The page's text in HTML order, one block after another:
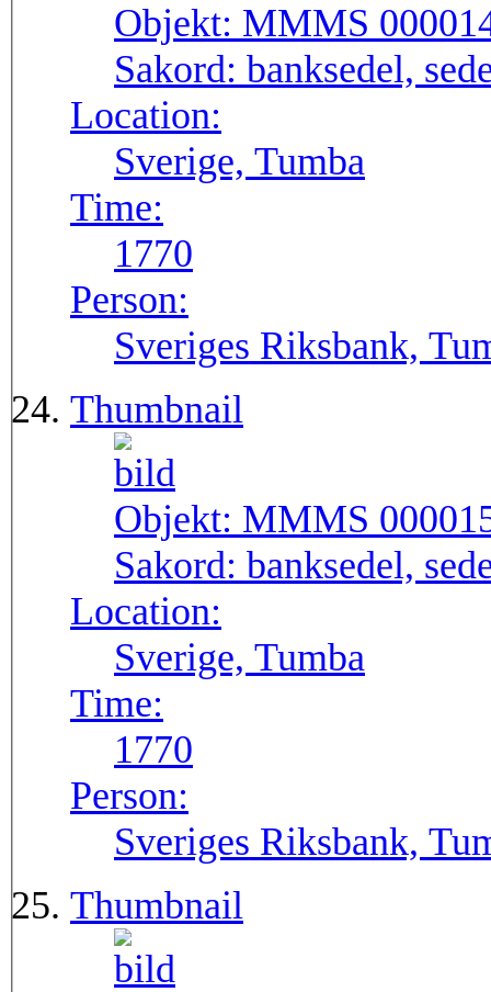
Objekt: MMMS
Sakord: banksedel,
Location:
Sverige, Tumba
Time:
1770
Person:
Sveriges Riksbank,
Thumbnail
Objekt: MMMS
Sakord: banksedel,
Location:
Sverige, Tumba
Time:
1770
Person:
Sveriges Riksbank,
Thumbnail